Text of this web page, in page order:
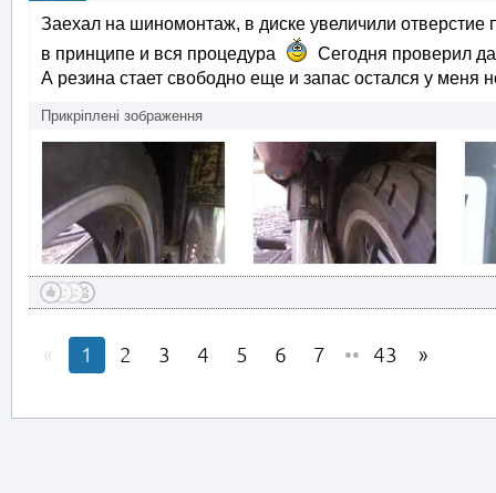
Заехал на шиномонтаж, в диске увеличили
в принципе и вся процедура
Сегодня проверил
А резина стает свободно еще и запас остался у меня
Прикріплені зображення
1 2 3 4 5 6 7 •• 43